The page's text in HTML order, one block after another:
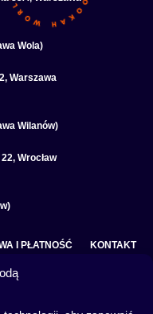
Wola)
Warszawa
Wilanów)
Wrocław
I PŁATNOŚĆ KONTAKT